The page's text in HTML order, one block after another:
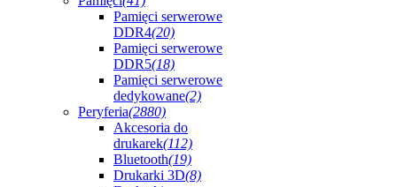
Pamięci serwerowe
DDR4(20)
Pamięci serwerowe
DDR5(18)
Pamięci serwerowe
dedykowane(2)
Peryferia(2880)
Akcesoria do
drukarek(112)
Bluetooth(19)
Drukarki 3D(8)